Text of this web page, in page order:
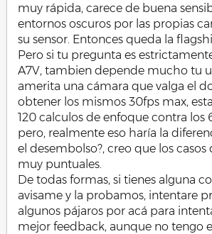
para la A1II si tiene algo más que E
obturador (EFCS) es posible pagarla a
para la A7V, alguien tiene experiencia
con el disparo mecánico?
Gracias por adelantado.
muy rápida, carece de buena
entornos oscuros por las propias
su sensor. Entonces queda la
Pero si tu pregunta es
A7V, tambien depende mucho tu
amerita una cámara que valga el
obtener los mismos 30fps max,
120 calculos de enfoque contra los
pero, realmente eso haría la
el desembolso?, creo que los casos
muy puntuales.
De todas formas, si tienes alguna
avisame y la probamos, intentare
algunos pájaros por acá para
mejor feedback, aunque no tengo